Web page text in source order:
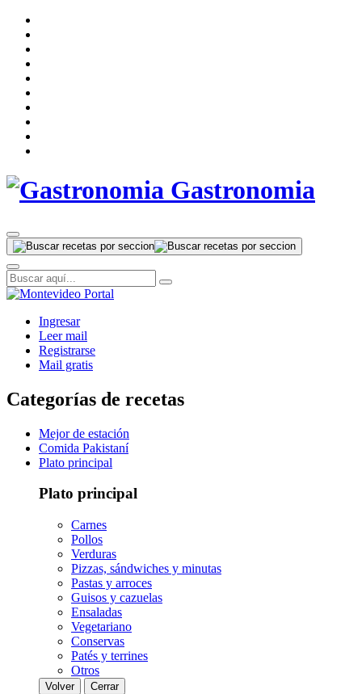
Gastronomia
Ingresar
Leer mail
Registrarse
Mail gratis
Categorías de recetas
Mejor de estación
Comida Pakistaní
Plato principal
Plato principal
Carnes
Pollos
Verduras
Pizzas, sándwiches y minutas
Pastas y arroces
Guisos y cazuelas
Ensaladas
Vegetariano
Conservas
Patés y terrines
Otros
Volver Cerrar